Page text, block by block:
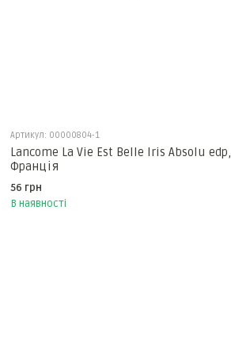
Артикул: 00000804-1
Lancome La Vie Est Belle Iris Absolu edp,
Франція
56 грн
В наявності